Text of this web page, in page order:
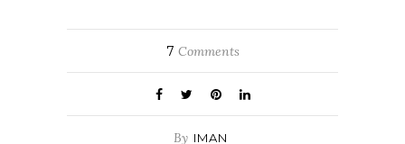
7 Comments
By IMAN